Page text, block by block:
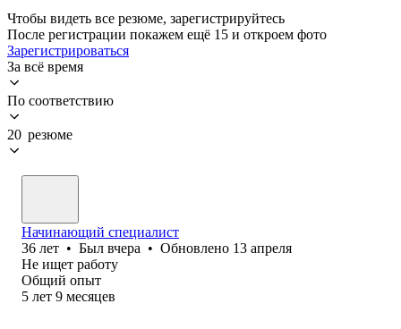
Чтобы видеть все резюме, зарегистрируйтесь
После регистрации покажем ещё 15 и откроем фото
Зарегистрироваться
За всё время
По соответствию
20 резюме
Начинающий специалист
36 лет • Был вчера • Обновлено 13 апреля
Не ищет работу
Общий опыт
5 лет 9 месяцев